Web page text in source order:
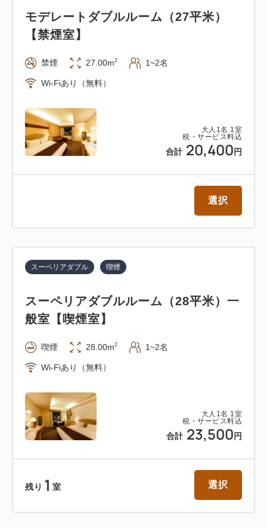
全室個別空調でインターネット接続（無線LAN／Wi-
Fi・有線LAN形式）が可能です。
・お車をご利用のお客様には、滞在中の駐車場精算券
をフロントにてお渡しいたします。（有料）
大人 1名 1室
税・サービス料込
合計 20,400 円
モデレートダブルルーム（27平米）
【禁煙室】
禁煙 27.00m2 1~2名
Wi-Fiあり（無料）
選択
大人 1名 1室
税・サービス料込
合計 23,500 円
スーペリアダブル 喫煙
スーペリアダブルルーム（28平米）一
般室【喫煙室】
喫煙 28.00m2 1~2名
Wi-Fiあり（無料）
残り 1 室 選択